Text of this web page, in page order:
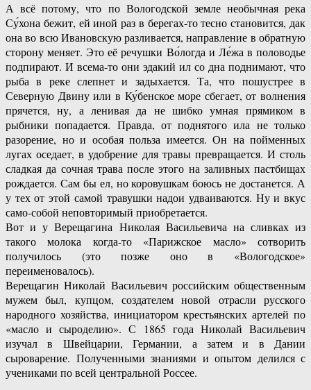
А всё потому, что по Вологодской земле необычная река
Су́хона бежит, ей иной раз в берегах-то тесно становится, дак
она во всю Ивановскую разливается, направление в обратную
сторону меняет. Это её речушки Во́логда и Ле́жа в половодье
подпирают. И всема-то они эдакий ил со дна поднимают, что
рыба в реке слепнет и задыхается. Та, что пошустрее в
Северную Двину или в Ку́бенское море сбегает, от волнения
прячется, ну, а ленивая да не шибко умная прямиком в
рыбники попадается. Правда, от поднятого ила не только
разорение, но и особая польза имеется. Он на пойменных
лугах оседает, в удобрение для травы превращается. И столь
сладкая да сочная трава после этого на заливных пастбищах
рождается. Сам бы ел, но коровушкам боюсь не достанется. А
у тех от этой самой травушки надои удваиваются. Ну и вкус
само-собой неповторимый приобретается.
Вот и у Верещагина Николая Васильевича на сливках из
такого молока когда-то «Парижское масло» сотворить
получилось (это позже оно в «Вологодское»
переименовалось).
Верещагин Николай Васильевич российским общественным
мужем был, купцом, создателем новой отрасли русского
народного хозяйства, инициатором крестьянских артелей по
«масло и сыроделию». С 1865 года Николай Васильевич
изучал в Швейцарии, Германии, а затем и в Дании
сыроварение. Полученными знаниями и опытом делился с
учениками по всей центральной Россее.